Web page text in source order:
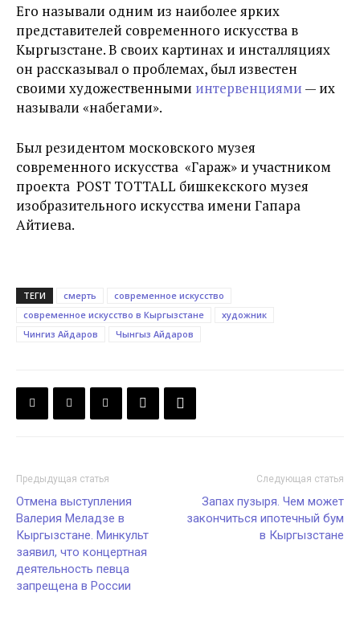
Его называли одним из наиболее ярких
представителей современного искусства в
Кыргызстане. В своих картинах и инсталляциях
он рассказывал о проблемах, был известен
своими художественными интервенциями — их
называли «набегами».
Был резидентом московского музея
современного искусства «Гараж» и участником
проекта POST TOTTALL бишкекского музея
изобразительного искусства имени Гапара
Айтиева.
ТЕГИ смерть
современное искусство
современное искусство в Кыргызстане
художник
Чингиз Айдаров
Чынгыз Айдаров
Предыдущая статья
Отмена выступления
Валерия Меладзе в
Кыргызстане. Минкульт
заявил, что концертная
деятельность певца
запрещена в России
Следующая статья
Запах пузыря. Чем может
закончиться ипотечный бум
в Кыргызстане